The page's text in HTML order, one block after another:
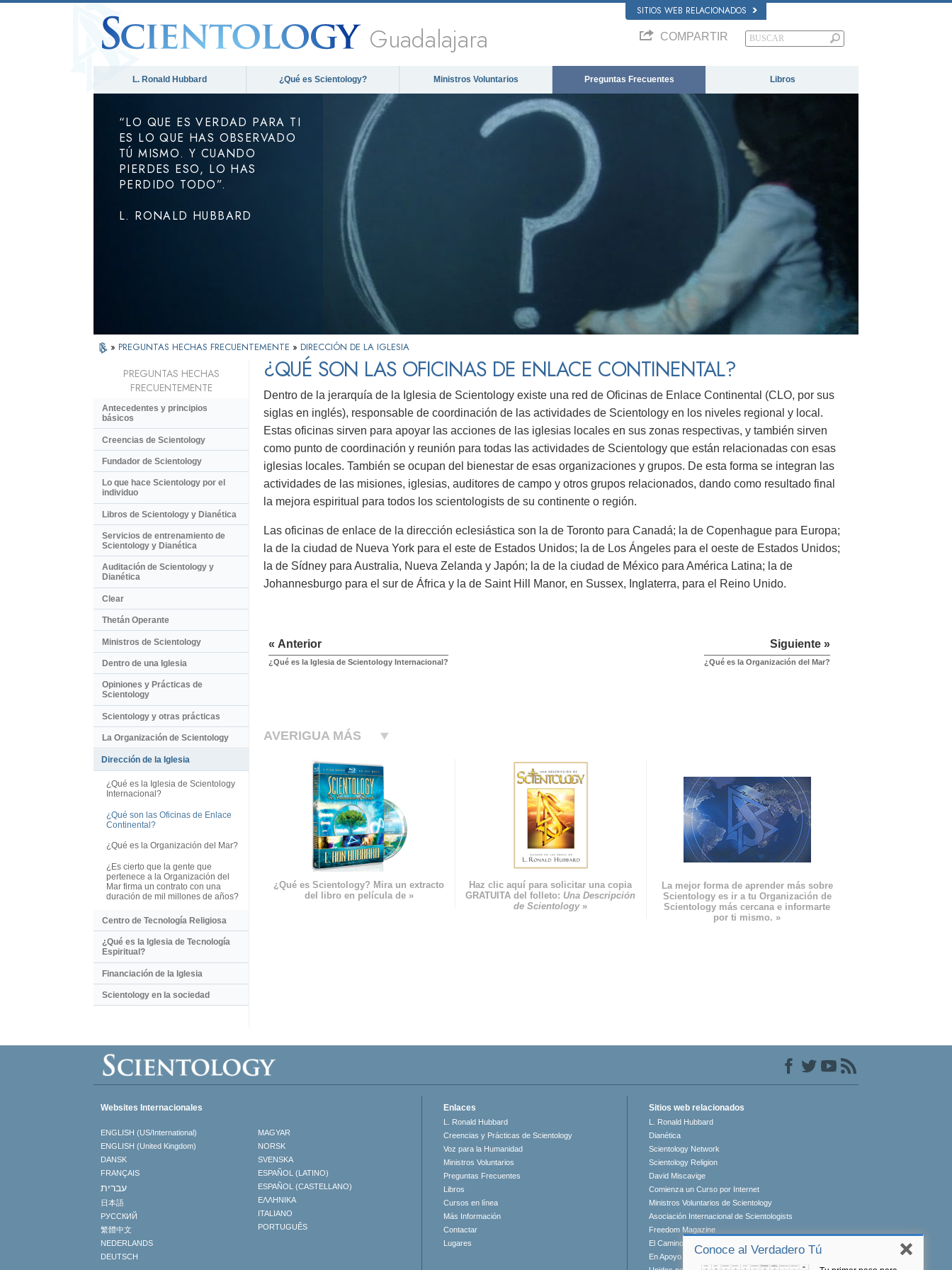
SITIOS WEB RELACIONADOS
Guadalajara COMPARTIR
L. Ronald Hubbard ¿Qué es Scientology? Ministros Voluntarios Preguntas Frecuentes Libros
“LO QUE ES VERDAD PARA TI
ES LO QUE HAS OBSERVADO
TÚ MISMO. Y CUANDO
PIERDES ESO, LO HAS
PERDIDO TODO”.
L. RONALD HUBBARD
» PREGUNTAS HECHAS FRECUENTEMENTE » DIRECCIÓN DE LA IGLESIA
¿QUÉ SON LAS OFICINAS DE ENLACE CONTINENTAL?
Dentro de la jerarquía de la Iglesia de Scientology existe una red de Oficinas de Enlace Continental (CLO, por sus
siglas en inglés), responsable de coordinación de las actividades de Scientology en los niveles regional y local.
Estas oficinas sirven para apoyar las acciones de las iglesias locales en sus zonas respectivas, y también sirven
como punto de coordinación y reunión para todas las actividades de Scientology que están relacionadas con esas
iglesias locales. También se ocupan del bienestar de esas organizaciones y grupos. De esta forma se integran las
actividades de las misiones, iglesias, auditores de campo y otros grupos relacionados, dando como resultado final
la mejora espiritual para todos los scientologists de su continente o región.
Las oficinas de enlace de la dirección eclesiástica son la de Toronto para Canadá; la de Copenhague para Europa;
la de la ciudad de Nueva York para el este de Estados Unidos; la de Los Ángeles para el oeste de Estados Unidos;
la de Sídney para Australia, Nueva Zelanda y Japón; la de la ciudad de México para América Latina; la de
Johannesburgo para el sur de África y la de Saint Hill Manor, en Sussex, Inglaterra, para el Reino Unido.
« Anterior
¿Qué es la Iglesia de Scientology Internacional?
Siguiente »
¿Qué es la Organización del Mar?
AVERIGUA MÁS
¿Qué es Scientology? Mira un extracto
del libro en película de »
Haz clic aquí para solicitar una copia
GRATUITA del folleto: Una Descripción
de Scientology»
La mejor forma de aprender más sobre
Scientology es ir a tu Organización de
Scientology más cercana e informarte
por ti mismo. »
PREGUNTAS HECHAS
FRECUENTEMENTE
Antecedentes y principios
básicos
Creencias de Scientology
Fundador de Scientology
Lo que hace Scientology por el
individuo
Libros de Scientology y Dianética
Servicios de entrenamiento de
Scientology y Dianética
Auditación de Scientology y
Dianética
Clear
Thetán Operante
Ministros de Scientology
Dentro de una Iglesia
Opiniones y Prácticas de
Scientology
Scientology y otras prácticas
La Organización de Scientology
Dirección de la Iglesia
¿Qué es la Iglesia de Scientology
Internacional?
¿Qué son las Oficinas de Enlace
Continental?
¿Qué es la Organización del Mar?
¿Es cierto que la gente que
pertenece a la Organización del
Mar firma un contrato con una
duración de mil millones de años?
Centro de Tecnología Religiosa
¿Qué es la Iglesia de Tecnología
Espiritual?
Financiación de la Iglesia
Scientology en la sociedad
Conoce al Verdadero Tú
Websites Internacionales
ENGLISH (US/International)
ENGLISH (United Kingdom)
DANSK
FRANÇAIS
עברית
日本語
РУССКИЙ
繁體中文
NEDERLANDS
DEUTSCH
MAGYAR
NORSK
SVENSKA
ESPAÑOL (LATINO)
ESPAÑOL (CASTELLANO)
ΕΛΛΗΝΙΚA
ITALIANO
PORTUGUÊS
Enlaces
L. Ronald Hubbard
Creencias y Prácticas de Scientology
Voz para la Humanidad
Ministros Voluntarios
Preguntas Frecuentes
Libros
Cursos en línea
Más Información
Contactar
Lugares
Sitios web relacionados
L. Ronald Hubbard
Dianética
Scientology Network
Scientology Religion
David Miscavige
Comienza un Curso por Internet
Ministros Voluntarios de Scientology
Asociación Internacional de Scientologists
Freedom Magazine
El Camino a la Felicidad
En Apoyo de Un Mundo Sin Drogas